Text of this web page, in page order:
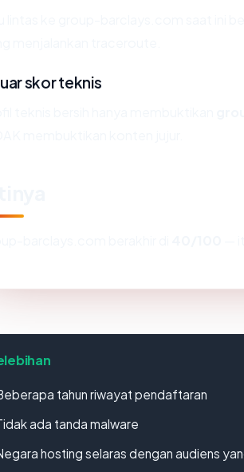
skor teknis
tahun riwayat pendaftaran
ada tanda malware
hosting selaras dengan audiens